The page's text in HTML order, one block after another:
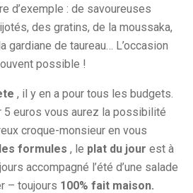
d’exemple : de savoureuses
des gratins, de la moussaka,
gardiane de taureau… L’occasion
possible !
, il y en a pour tous les budgets.
5 euros vous aurez la possibilité
croque-monsieur en vous
les formules , le plat du jour est à
accompagné l’été d’une salade
– toujours 100% fait maison.